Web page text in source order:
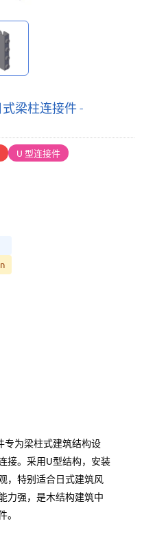
梁柱连接件 -
U 型连接件
专为梁柱式建筑结构设
接。采用U型结构，安装
，特别适合日式建筑风
力强，是木结构建筑中